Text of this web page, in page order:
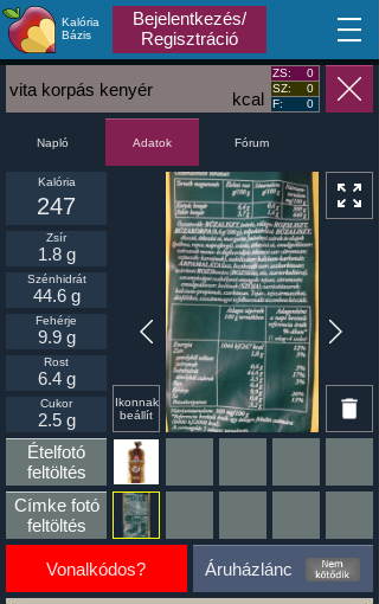
Kalória
Bázis
Bejelentkezés/
Regisztráció
MA
kcal
vita korpás kenyér
ZS:
0
SZ:
0
F:
0
Napló Adatok Fórum
Ikonnak
beállít
Kalória
247
Zsír
1.8 g
Szénhidrát
44.6 g
Fehérje
9.9 g
Rost
6.4 g
Cukor
2.5 g
Ételfotó
feltöltés
Címke fotó
feltöltés
Vonalkódos? Áruházlánc